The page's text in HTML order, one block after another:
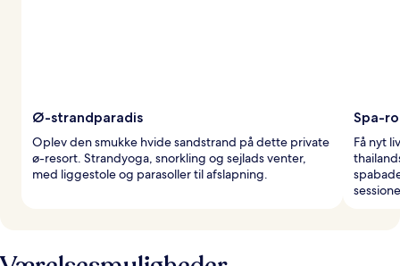
Ø-strandparadis
Oplev den smukke hvide sandstrand på dette private
ø-resort. Strandyoga, snorkling og sejlads venter,
med liggestole og parasoller til afslapning.
Spa-ro
Få nyt